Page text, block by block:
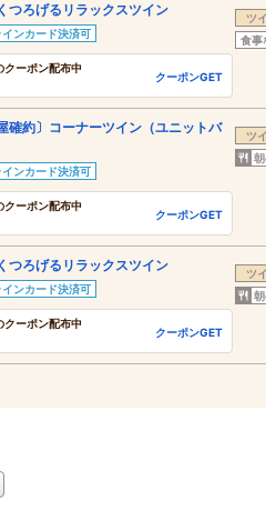
つろげるリラックスツイン
インカード決済可
クーポン配布中
クーポンGET
ツ
食事
確約〕コーナーツイン（ユニットバ
インカード決済可
クーポン配布中
クーポンGET
ツ
つろげるリラックスツイン
インカード決済可
クーポン配布中
クーポンGET
ツ